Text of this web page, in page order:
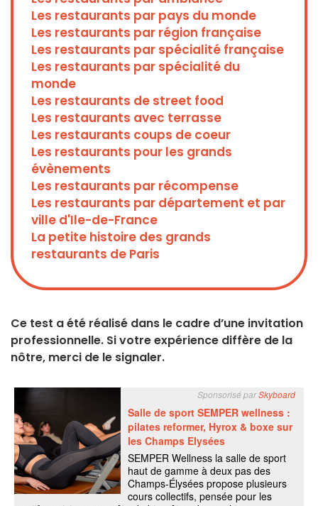
Les restaurants par pays du monde
Les restaurants par région française
Les restaurants par spécialité française
Les restaurants par spécialité du
monde
Les restaurants de street food
Les restaurants avec terrasse
Les restaurants coups de coeur
Les restaurants pour les grands
évènements
Les restaurants par récompense
Les restaurants par département et par
ville d'Ile-de-France
La petite histoire des grands
restaurants de Paris
Ce test a été réalisé dans le cadre d’une invitation
professionnelle. Si votre expérience diffère de la
nôtre, merci de le signaler.